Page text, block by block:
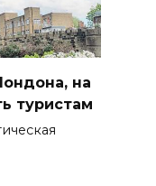
на
туристам